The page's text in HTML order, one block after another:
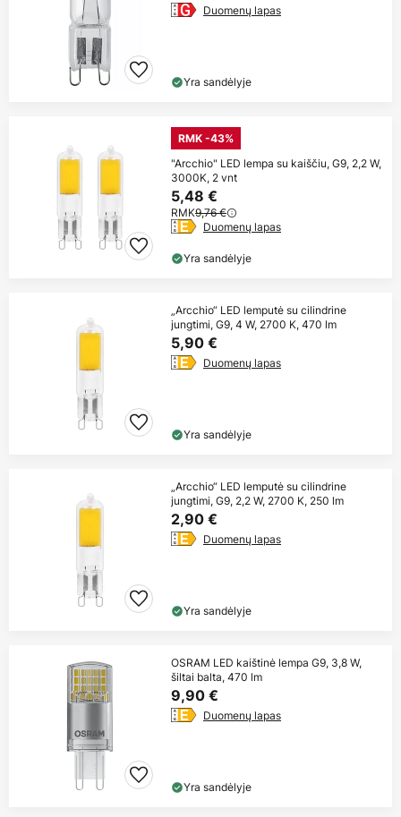
Duomenų lapas
Yra sandėlyje
RMK -43%
"Arcchio" LED lempa su kaiščiu, G9, 2,2 W,
3000K, 2 vnt
5,48 €
RMK9,76 €
Duomenų lapas
Yra sandėlyje
„Arcchio“ LED lemputė su cilindrine
jungtimi, G9, 4 W, 2700 K, 470 lm
5,90 €
Duomenų lapas
Yra sandėlyje
„Arcchio“ LED lemputė su cilindrine
jungtimi, G9, 2,2 W, 2700 K, 250 lm
2,90 €
Duomenų lapas
Yra sandėlyje
OSRAM LED kaištinė lempa G9, 3,8 W,
šiltai balta, 470 lm
9,90 €
Duomenų lapas
Yra sandėlyje